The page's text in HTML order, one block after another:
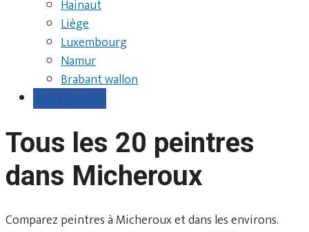
Hainaut
Liège
Luxembourg
Namur
Brabant wallon
Devis gratuits
Tous les 20 peintres
dans Micheroux
Comparez peintres à Micheroux et dans les environs.